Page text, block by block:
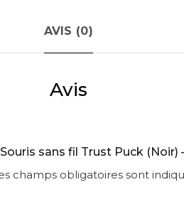
AVIS (0)
Avis
sans fil Trust Puck (Noir)
champs obligatoires sont